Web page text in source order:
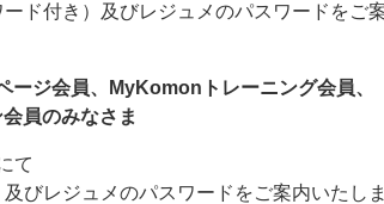
ド付き）及びレジュメのパスワードをご
ジ会員、MyKomonトレーニング会員、
員のみなさま
て
びレジュメのパスワードをご案内いたし